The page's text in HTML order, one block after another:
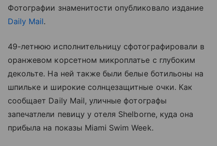
Фотографии знаменитости опубликовало издание
Daily Mail.
49-летнюю исполнительницу сфотографировали в
оранжевом корсетном микроплатье с глубоким
декольте. На ней также были белые ботильоны на
шпильке и широкие солнцезащитные очки. Как
сообщает Daily Mail, уличные фотографы
запечатлели певицу у отеля Shelborne, куда она
прибыла на показы Miami Swim Week.